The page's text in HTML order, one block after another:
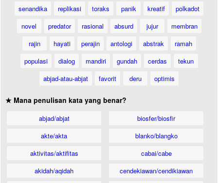
senandika
replikasi toraks panik kreatif
polkadot
novel
predator rasional absurd jujur
membran
rajin
hayati perajin antologi abstrak
ramah
populasi
dialog mandiri gundah cerdas
tekun
abjad-atau-abjat
favorit deru optimis
★ Mana penulisan kata yang benar?
abjad/abjat
akte/akta
aktivitas/aktifitas
akidah/aqidah
biosfer/biosfir
blanko/blangko
cabai/cabe
cendekiawan/cendikiawan